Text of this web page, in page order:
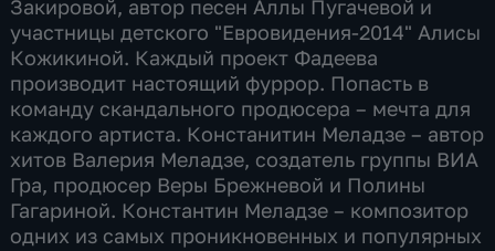
Закировой, автор песен Аллы Пугачевой и
участницы детского "Евровидения-2014" Алисы
Кожикиной. Каждый проект Фадеева
производит настоящий фуррор. Попасть в
команду скандального продюсера – мечта для
каждого артиста. Констанитин Меладзе – автор
хитов Валерия Меладзе, создатель группы ВИА
Гра, продюсер Веры Брежневой и Полины
Гагариной. Константин Меладзе – композитор
одних из самых проникновенных и популярных